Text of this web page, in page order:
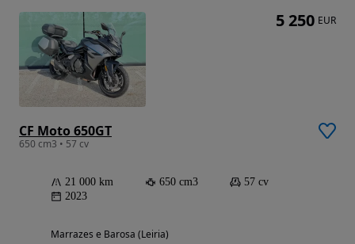
CF Moto 650GT
650 cm3 • 57 cv
21 000 km 650 cm3
57 cv
2023
Marrazes e Barosa (Leiria)
5 250 EUR